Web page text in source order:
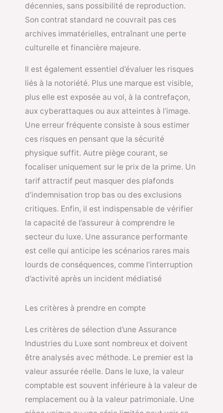
décennies, sans possibilité de reproduction.
Son contrat standard ne couvrait pas ces
archives immatérielles, entraînant une perte
culturelle et financière majeure.
Il est également essentiel d’évaluer les risques
liés à la notoriété. Plus une marque est visible,
plus elle est exposée au vol, à la contrefaçon,
aux cyberattaques ou aux atteintes à l’image.
Une erreur fréquente consiste à sous estimer
ces risques en pensant que la sécurité
physique suffit. Autre piège courant, se
focaliser uniquement sur le prix de la prime. Un
tarif attractif peut masquer des plafonds
d’indemnisation trop bas ou des exclusions
critiques. Enfin, il est indispensable de vérifier
la capacité de l’assureur à comprendre le
secteur du luxe. Une assurance performante
est celle qui anticipe les scénarios rares mais
lourds de conséquences, comme l’interruption
d’activité après un incident médiatisé
Les critères à prendre en compte
Les critères de sélection d’une Assurance
Industries du Luxe sont nombreux et doivent
être analysés avec méthode. Le premier est la
valeur assurée réelle. Dans le luxe, la valeur
comptable est souvent inférieure à la valeur de
remplacement ou à la valeur patrimoniale. Une